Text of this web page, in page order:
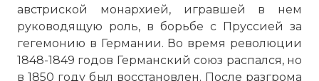
австриской монархией, игравшей в нем
руководящую роль, в борьбе с Пруссией за
гегемонию в Германии. Во время революции
1848-1849 годов Германский союз распался, но
в 1850 году был восстановлен. После разгрома